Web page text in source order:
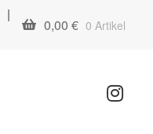
|
0,00 € 0 Artikel